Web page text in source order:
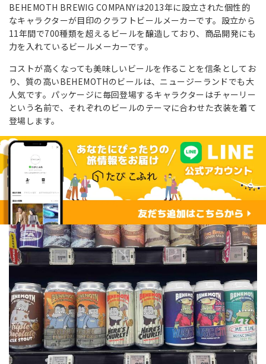
BEHEMOTH BREWIG COMPANYは2013年に設立された個性的
なキャラクターが目印のクラフトビールメーカーです。設立から
11年間で700種類を超えるビールを醸造しており、商品開発にも
力を入れているビールメーカーです。
コストが高くなっても美味しいビールを作ることを信条としてお
り、質の高いBEHEMOTHのビールは、ニュージーランドでも大
人気です。パッケージに毎回登場するキャラクターはチャーリー
という名前で、それぞれのビールのテーマに合わせた衣装を着て
登場します。